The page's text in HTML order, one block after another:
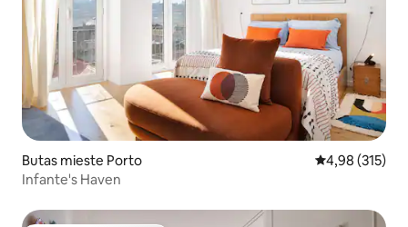
Butas mieste Porto Vidutinis
4,98 (315)
Infante's Haven